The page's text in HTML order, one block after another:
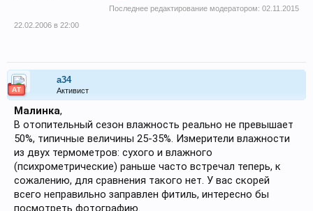
Последнее редактирование модератором: 02.11.2015
22.02.2006 в 22:00
АТ
a34
Активист
Малинка,
В отопительный сезон влажность реально не превышает
50%, типичные величины 25-35%. Измерители влажности
из двух термометров: сухого и влажного
(психрометрические) раньше часто встречал теперь, к
сожалению, для сравнения такого нет. У вас скорей
всего неправильно заправлен фитиль, интересно бы
посмотреть фотографию.